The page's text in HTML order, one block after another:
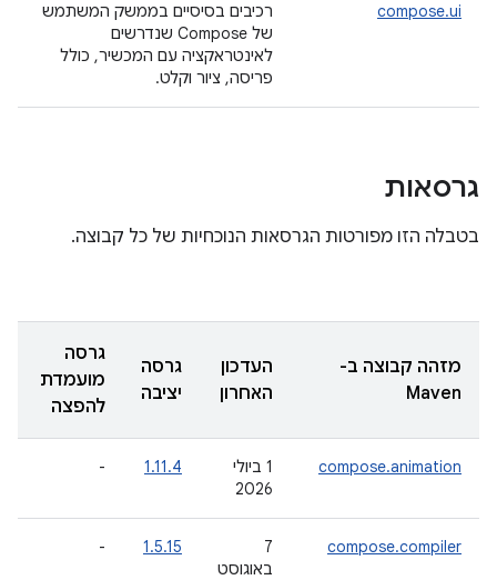
compose.ui
רכיבים בסיסיים בממשק המשתמש
של Compose שנדרשים
לאינטראקציה עם המכשיר, כולל
פריסה, ציור וקלט.
גרסאות
בטבלה הזו מפורטות הגרסאות הנוכחיות של כל קבוצה.
מזהה קבוצה ב-
Maven
העדכון
האחרון
גרסה
יציבה
גרסה
מועמדת
להפצה
compose.animation
‫1 ביולי
2026
1.11.4
-
compose.compiler
‫7
באוגוסט
1.5.15
-